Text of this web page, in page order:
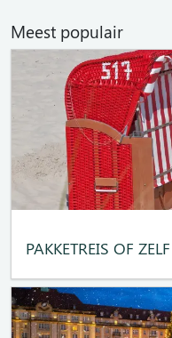
Meest populair
PAKKETREIS OF